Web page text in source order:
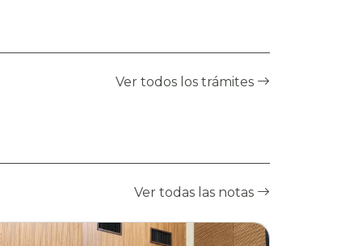
Ver todos los trámites
Ver todas las notas